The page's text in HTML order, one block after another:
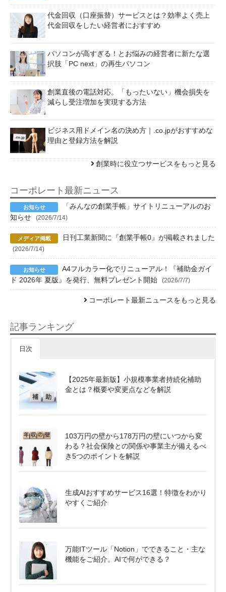
代金回収（口座振替）サービスとは？効率よく売上
代金回収をしたい経営者におすすめ
パソコンが高すぎる！とお悩みの経営者に新たな選
択肢「PC next」の再生パソコン
創業直後の電話対応。「もったいない」機会損失を
減らし受注増加を実現する方法
ビジネス用ドメイン名の決め方｜.co.jpがおすすめな
理由と登録方法を解説
創業時に役立つサービスをもっと見る
コーポレート最新ニュース
「みんなの創業手帳」サイトリニューアルのお
知らせ
(2026/7/14)
日刊工業新聞に『創業手帳0』が掲載されました
(2026/7/14)
A4フルカラー化でリニューアル！『補助金ガイ
ド 2026年 夏版』を発行、無料プレゼント開始
(2026/7/7)
コーポレート最新ニュースをもっと見る
記事ランキング
日次
【2025年最新版】小規模事業者持続化補助
金とは？概要や変更点などを解説
103万円の壁から178万円の壁にいつから変
わる？社会保険との関係や事業主が備えるべ
き5つのポイントを解説
生成AIおすすめサービス16選！特徴をわかり
やすくご紹介
万能ITツール「Notion」でできること・主な
機能をご紹介。AIで何ができる？